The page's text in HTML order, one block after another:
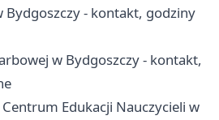
Bydgoszczy - kontakt, godziny
w Bydgoszczy - kontakt,
Edukacji Nauczycieli w